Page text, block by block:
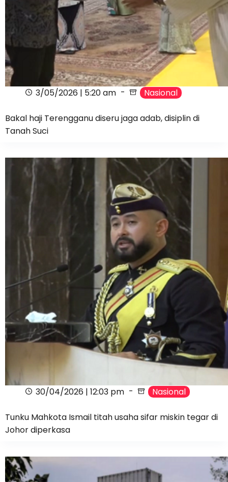
3/05/2026 | 5:20 am Nasional
Bakal haji Terengganu diseru jaga adab, disiplin di
Tanah Suci
30/04/2026 | 12:03 pm Nasional
Tunku Mahkota Ismail titah usaha sifar miskin tegar di
Johor diperkasa